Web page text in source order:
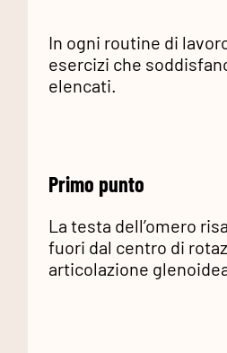
In ogni routine di
esercizi che
elencati.
Primo punto
La testa dell’omero
fuori dal centro di
articolazione